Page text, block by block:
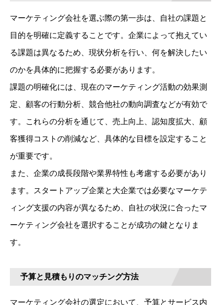
マーケティング会社を選ぶ際の第一歩は、自社の課題と
目的を明確に定義することです。企業によって抱えてい
る課題は異なるため、現状分析を行い、何を解決したい
のかを具体的に把握する必要があります。
課題の明確化には、現在のマーケティング活動の効果測
定、顧客の行動分析、競合他社の動向調査などが有効で
す。これらの分析を通じて、売上向上、認知度拡大、顧
客獲得コストの削減など、具体的な目標を設定すること
が重要です。
また、企業の成長段階や業界特性も考慮する必要があり
ます。スタートアップ企業と大企業では必要なマーケテ
ィング支援の内容が異なるため、自社の状況に合ったマ
ーケティング会社を選択することが成功の鍵となりま
す。
予算と見積もりのマッチング方法
マーケティング会社の選定において、予算とサービス内